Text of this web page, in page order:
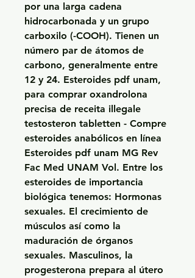
por una larga cadena
hidrocarbonada y un grupo
carboxilo (-COOH). Tienen un
número par de átomos de
carbono, generalmente entre
12 y 24. Esteroides pdf unam,
para comprar oxandrolona
precisa de receita illegale
testosteron tabletten - Compre
esteroides anabólicos en línea
Esteroides pdf unam MG Rev
Fac Med UNAM Vol. Entre los
esteroides de importancia
biológica tenemos: Hormonas
sexuales. El crecimiento de
músculos así como la
maduración de órganos
sexuales. Masculinos, la
progesterona prepara al útero